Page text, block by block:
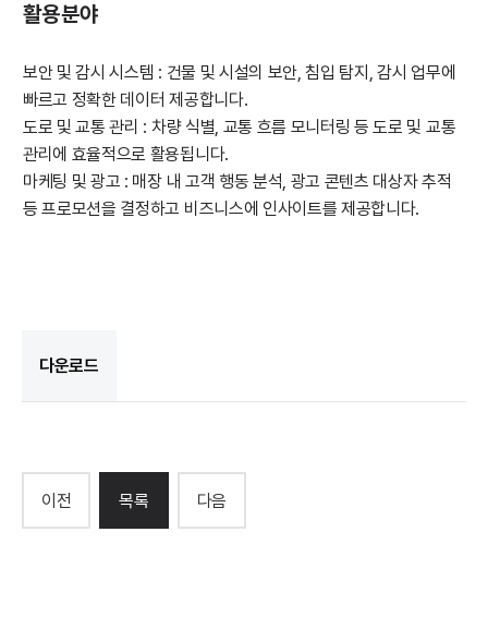
활용분야
보안 및 감시 시스템 : 건물 및 시설의 보안, 침입 탐지, 감시 업무에
빠르고 정확한 데이터 제공합니다.
도로 및 교통 관리 : 차량 식별, 교통 흐름 모니터링 등 도로 및 교통
관리에 효율적으로 활용됩니다.
마케팅 및 광고 : 매장 내 고객 행동 분석, 광고 콘텐츠 대상자 추적
등 프로모션을 결정하고 비즈니스에 인사이트를 제공합니다.
다운로드
이전 목록 다음